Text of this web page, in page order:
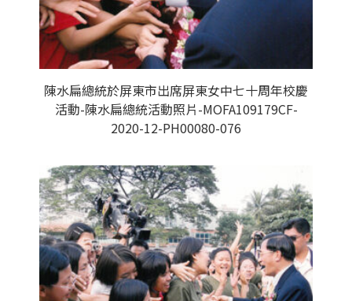
陳水扁總統於屏東市出席屏東女中七十周年校慶
活動-陳水扁總統活動照片-MOFA109179CF-
2020-12-PH00080-076